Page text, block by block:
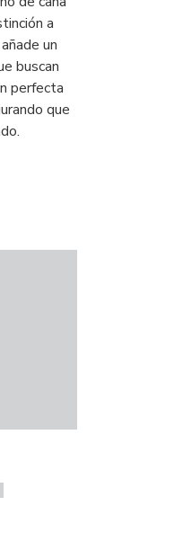
a
un
buscan
perfecta
que